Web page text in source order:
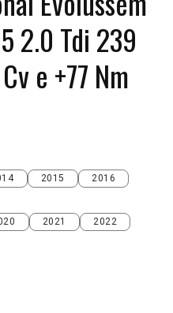
2.0 Tdi 239
e +77 Nm
2015
2015 2016
2016
2021
2021 2022
2022